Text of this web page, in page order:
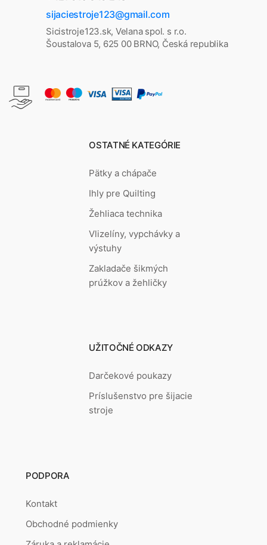
sijaciestroje123@gmail.com
Sicistroje123.sk, Velana spol. s r.o.
Šoustalova 5, 625 00 BRNO, Česká republika
OSTATNÉ KATEGÓRIE
Pätky a chápače
Ihly pre Quilting
Žehliaca technika
Vlizelíny, vypchávky a
výstuhy
Zakladače šikmých
prúžkov a žehličky
UŽITOČNÉ ODKAZY
Darčekové poukazy
Príslušenstvo pre šijacie
stroje
PODPORA
Kontakt
Obchodné podmienky